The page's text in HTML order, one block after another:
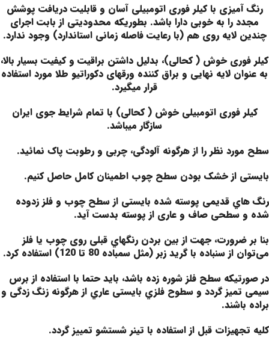
رنگ آمیزی با کیلر فوری اتومبیلی آسان و قابلیت دریافت پوشش
مجدد را به خوبی دارا باشد. بطوریکه محدودیتی از بابت اجرای
چندین لایه روی هم (با رعایت فاصله زمانی استاندارد) وجود ندارد.
کیلر فوری خوش ( کحالی)، بدلیل داشتن براقیت و کیفیت بسیار بالا،
به عنوان لایه نهایی و براق کننده ورقهای دکوراتیو طلا مورد استفاده
قرار میگیرد.
کیلر فوری اتومبیلی خوش ( کحالی) با تمام شرايط جوی ايران
سازگار میباشد.
سطح مورد نظر را از هرگونه آلودگی، چربی و رطوبت پاک نمائید.
بایستی از خشک بودن سطح چوب اطمینان کامل حاصل کنیم.
رﻧﮓ ﻫﺎي ﻗﺪﯾﻤﯽ پوسته شده ﺑﺎﯾﺴﺘﯽ از ﺳﻄﺢ چوب و فلز زدوده
ﺷﺪه و ﺳﻄﺤﯽ ﺻﺎف و عاری از پوسته ﺑﺪﺳﺖ آﯾﺪ.
ﺑﻨﺎ ﺑﺮ ﺿﺮورت، ﺟﻬﺖ از ﺑﯿﻦ ﺑﺮدن رﻧﮕﻬﺎي ﻗﺒﻠﯽ روی چوب یا فلز
ﻣﯽﺗﻮان از ﺳﻨﺒﺎده با گرید زبر (مثل سمباده 80 تا 120) اﺳﺘﻔﺎده ﮐﺮد.
در ﺻﻮرﺗﯿﮑﻪ ﺳﻄﺢ فلز ﺷﻮره زده ﺑﺎﺷﺪ، ﺑﺎﯾﺪ ﺣﺘﻤﺎ ﺑﺎ اﺳﺘﻔﺎده از ﺑﺮس
سیمی ﺗﻤﯿﺰ ﮔﺮدد و سطوح ﻓﻠﺰي ﺑﺎﯾﺴﺘﯽ ﻋﺎري از ﻫﺮﮔﻮﻧﻪ زﻧﮓ زدﮔﯽ و
ﺑﺮاده باشند.
کلیه تجهیزات قبل از استفاده با تینر شستشو تمییز گردد.